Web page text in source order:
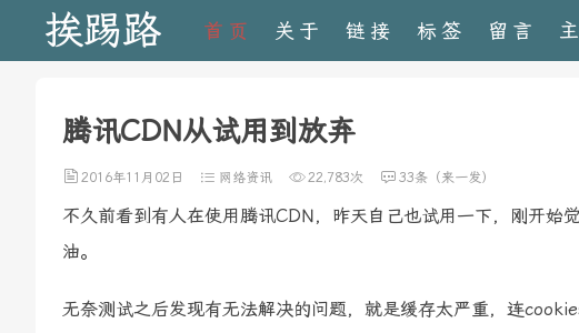
挨踢路 首页 关于 链接 标签 留言
腾讯CDN从试用到放弃
2016年11月02日 网络资讯 22,783次 33条（来一发）
不久前看到有人在使用腾讯CDN，昨天自己也试用一下，刚开始
油。
无奈测试之后发现有无法解决的问题，就是缓存太严重，连